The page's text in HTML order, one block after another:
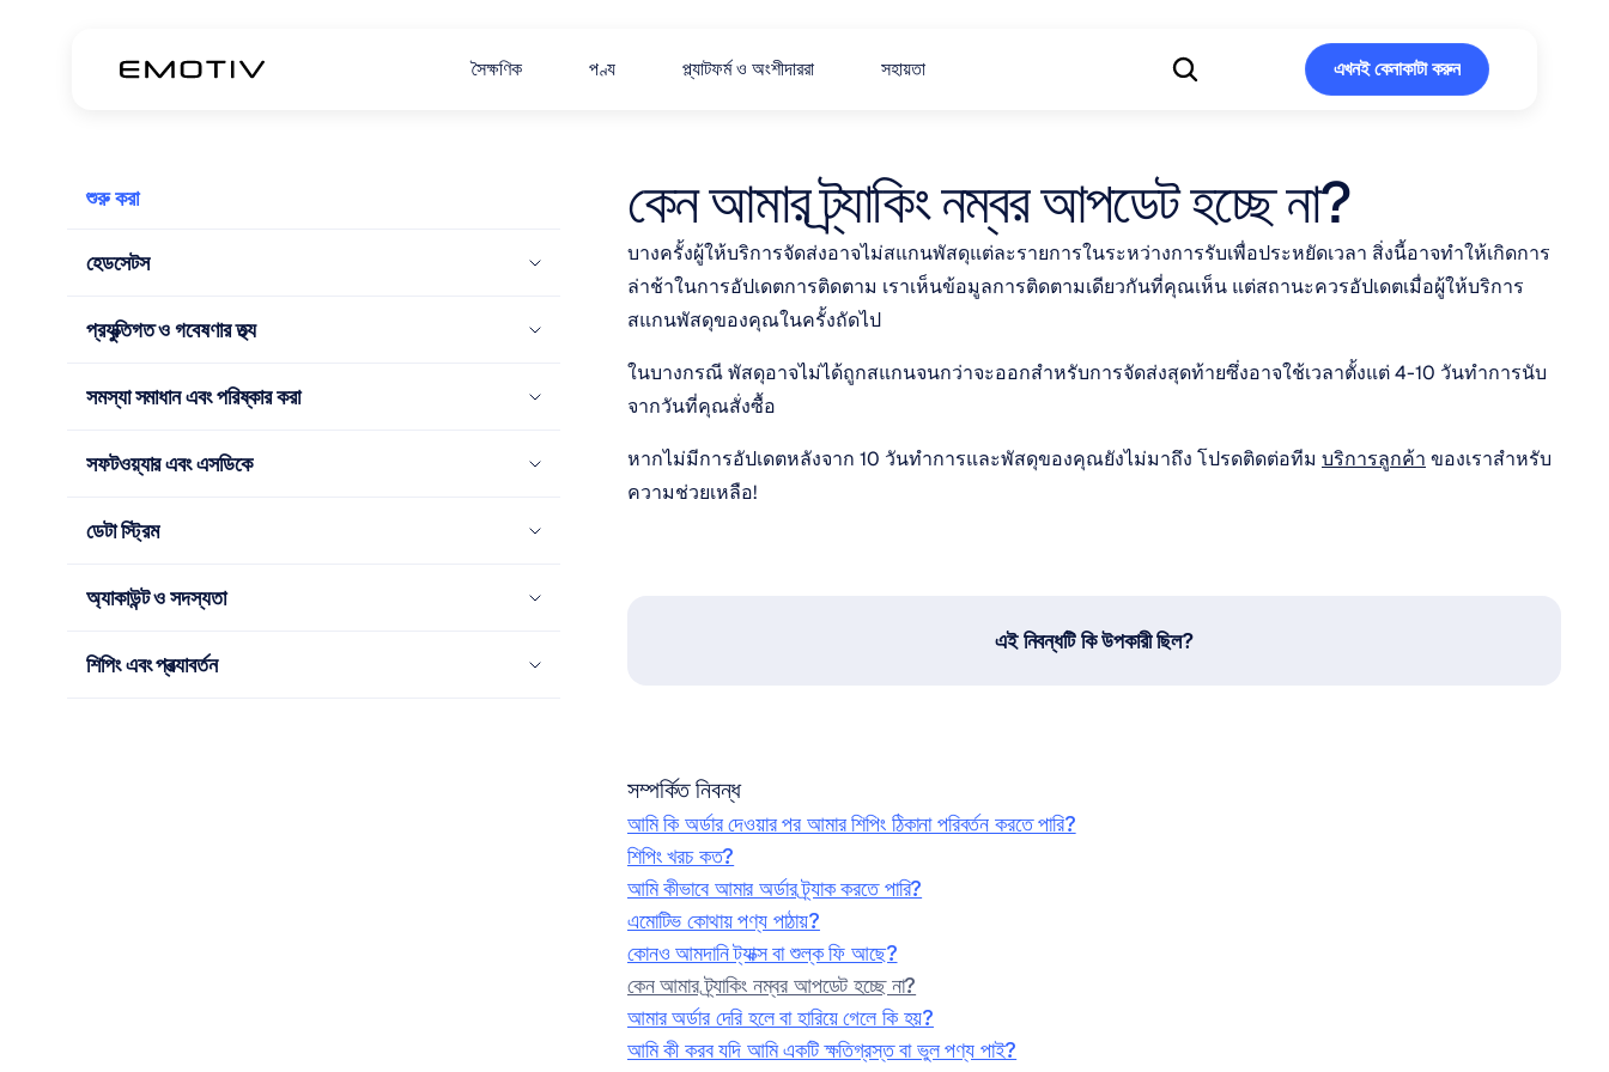
সৈক্ষণিক পণ্য প্ল্যাটফর্ম ও অংশীদাররা সহায়তা
এখনই কেনাকাটা করুন
শুরু করা
হেডসেটস
প্রযুক্তিগত ও গবেষণার তথ্য
সমস্যা সমাধান এবং পরিষ্কার করা
সফটওয়্যার এবং এসডিকে
ডেটা স্ট্রিম
অ্যাকাউন্ট ও সদস্যতা
শিপিং এবং প্রত্যাবর্তন
কেন আমার ট্র্যাকিং নম্বর আপডেট হচ্ছে না?
บางครั้งผู้ให้บริการจัดส่งอาจไม่สแกนพัสดุแต่ละรายการในระหว่างการรับเพื่อประหยัดเวลา สิ่งนี้อาจทำให้เกิดการ
ล่าช้าในการอัปเดตการติดตาม เราเห็นข้อมูลการติดตามเดียวกันที่คุณเห็น แต่สถานะควรอัปเดตเมื่อผู้ให้บริการ
สแกนพัสดุของคุณในครั้งถัดไป
ในบางกรณี พัสดุอาจไม่ได้ถูกสแกนจนกว่าจะออกสำหรับการจัดส่งสุดท้ายซึ่งอาจใช้เวลาตั้งแต่ 4-10 วันทำการนับ
จากวันที่คุณสั่งซื้อ
หากไม่มีการอัปเดตหลังจาก 10 วันทำการและพัสดุของคุณยังไม่มาถึง โปรดติดต่อทีม บริการลูกค้า ของเราสำหรับ
ความช่วยเหลือ!
এই নিবন্ধটি কি উপকারী ছিল?
সম্পর্কিত নিবন্ধ
আমি কি অর্ডার দেওয়ার পর আমার শিপিং ঠিকানা পরিবর্তন করতে পারি?
শিপিং খরচ কত?
আমি কীভাবে আমার অর্ডার ট্র্যাক করতে পারি?
এমোটিভ কোথায় পণ্য পাঠায়?
কোনও আমদানি ট্যাক্স বা শুল্ক ফি আছে?
কেন আমার ট্র্যাকিং নম্বর আপডেট হচ্ছে না?
আমার অর্ডার দেরি হলে বা হারিয়ে গেলে কি হয়?
আমি কী করব যদি আমি একটি ক্ষতিগ্রস্ত বা ভুল পণ্য পাই?